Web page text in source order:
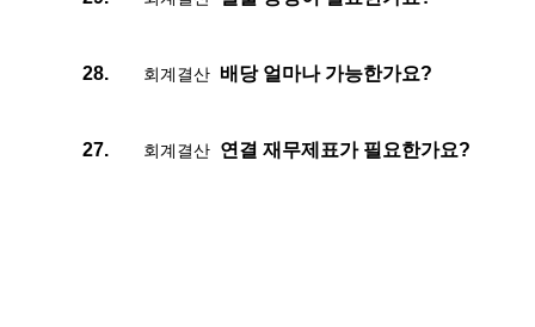
28. 회계결산 배당 얼마나 가능한가요?
27. 회계결산 연결 재무제표가 필요한가요?